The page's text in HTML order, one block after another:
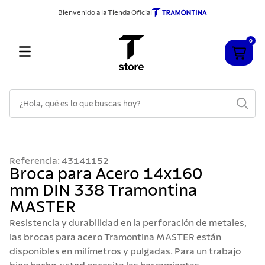
Bienvenido a la Tienda Oficial
0
Referencia: 43141152
Broca para Acero 14x160
mm DIN 338 Tramontina
MASTER
Resistencia y durabilidad en la perforación de metales,
las brocas para acero Tramontina MASTER están
disponibles en milímetros y pulgadas. Para un trabajo
2.
sarten
3.
cubiertos
4.
ollas
5
acero inoxidable
6.
grano